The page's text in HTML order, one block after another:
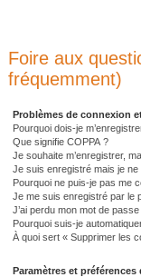
Foire aux
fréquemment)
Problèmes de connexion
Pourquoi dois-je
Que signifie COPPA ?
Je souhaite m’enregistrer,
Je suis enregistré mais je
Pourquoi ne puis-je pas me
Je me suis enregistré par le
J’ai perdu mon mot de passe
Pourquoi suis-je
À quoi sert « Supprimer les
Paramètres et préférences